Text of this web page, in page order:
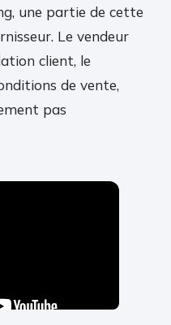
une partie de cette
Le vendeur
client, le
de vente,
pas